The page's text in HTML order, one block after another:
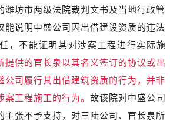
潍坊市两级法院裁判文书及当地行政管
能说明中盛公司因出借建设资质的违法
，不能证明其对涉案工程进行实际施
提供的官长泉以其名义签订的协议或出
公司履行其出借建筑资质的行为，并非
案工程施工的行为。故该院对中盛公司
主张不予支持，对三陆公司、官长泉所